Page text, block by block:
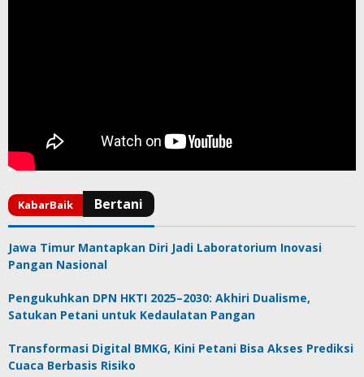
Jawa Timur Mantapkan Diri Jadi Laboratorium Inovasi
Pangan Nasional
Pengukuhkan DPN HKTI 2025–2030: Akhiri Dualisme,
Satukan Petani untuk Kedaulatan Pangan
Transformasi Digital BMKG, Kini Petani Bisa Akses Prediksi
Cuaca Berbasis Risiko